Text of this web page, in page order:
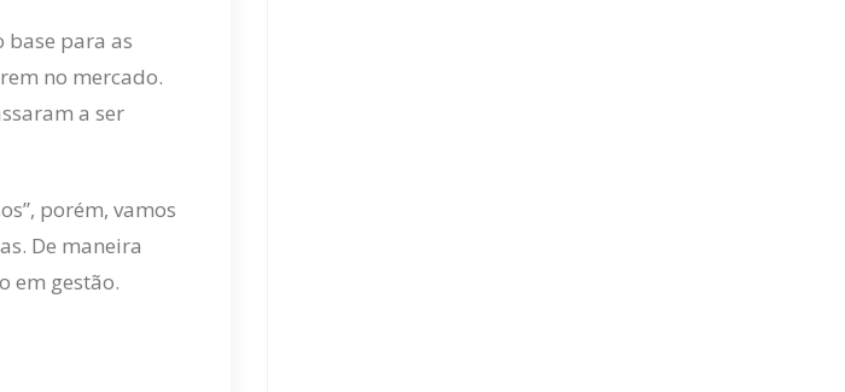
base para as
no mercado.
a ser
porém, vamos
De maneira
em gestão.